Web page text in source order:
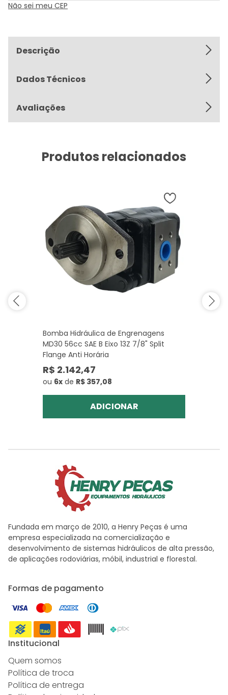
Não sei meu CEP
Descrição
Dados Técnicos
Avaliações
Produtos relacionados
Bomba Hidráulica de Engrenagens
MD30 56cc SAE B Eixo 13Z 7/8" Split
Flange Anti Horária
R$ 2.142,47
ou 6x de R$ 357,08
ADICIONAR
Fundada em março de 2010, a Henry Peças é uma
empresa especializada na comercialização e
desenvolvimento de sistemas hidráulicos de alta pressão,
de aplicações rodoviárias, móbil, industrial e florestal.
Formas de pagamento
Institucional
Quem somos
Política de troca
Política de entrega